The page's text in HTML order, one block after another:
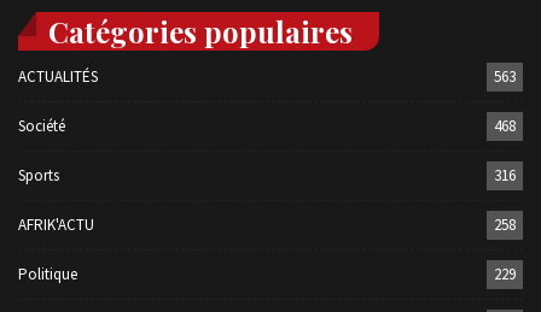
Catégories populaires
ACTUALITÉS 563
Société 468
Sports 316
AFRIK'ACTU 258
Politique 229